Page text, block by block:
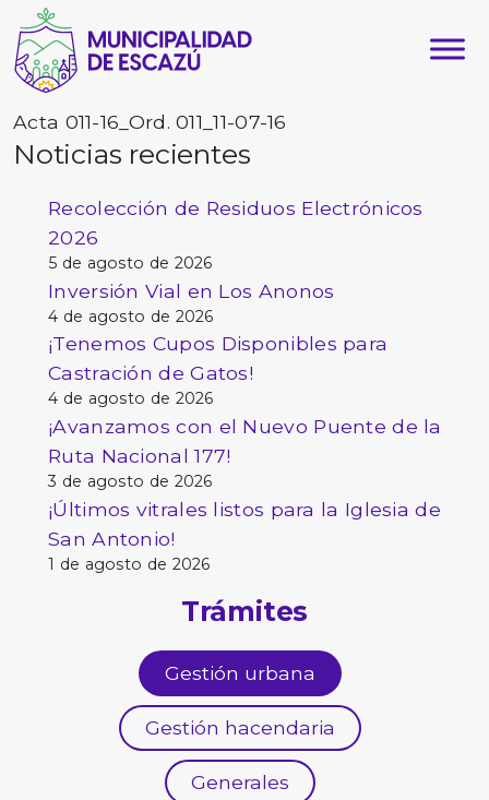
Acta 011-16_Ord. 011_11-07-16
Noticias recientes
Recolección de Residuos Electrónicos
2026
5 de agosto de 2026
Inversión Vial en Los Anonos
4 de agosto de 2026
¡Tenemos Cupos Disponibles para
Castración de Gatos!
4 de agosto de 2026
¡Avanzamos con el Nuevo Puente de la
Ruta Nacional 177!
3 de agosto de 2026
¡Últimos vitrales listos para la Iglesia de
San Antonio!
1 de agosto de 2026
Trámites
Gestión urbana
Gestión hacendaria
Generales